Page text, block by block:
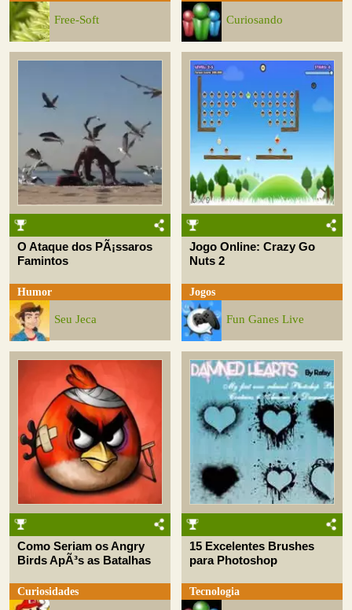
Free-Soft Curiosando
O Ataque dos PÃ¡ssaros
Famintos
Humor
Seu Jeca
Jogo Online: Crazy Go
Nuts 2
Jogos
Fun Ganes Live
Como Seriam os Angry
Birds ApÃ³s as Batalhas
Curiosidades
15 Excelentes Brushes
para Photoshop
Tecnologia